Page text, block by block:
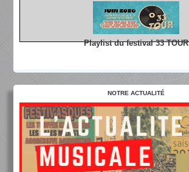
Playlist du festival 33 TOUR
NOTRE ACTUALITÉ